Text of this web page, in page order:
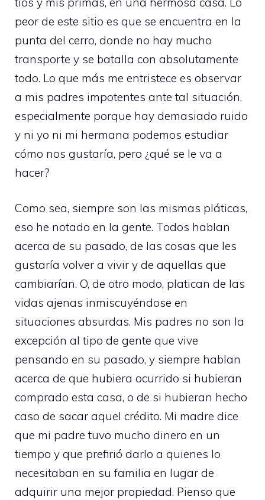
peor de este sitio es que se encuentra en la
punta del cerro, donde no hay mucho
transporte y se batalla con absolutamente
todo. Lo que más me entristece es observar
a mis padres impotentes ante tal situación,
especialmente porque hay demasiado ruido
y ni yo ni mi hermana podemos estudiar
cómo nos gustaría, pero ¿qué se le va a
hacer?
Como sea, siempre son las mismas pláticas,
eso he notado en la gente. Todos hablan
acerca de su pasado, de las cosas que les
gustaría volver a vivir y de aquellas que
cambiarían. O, de otro modo, platican de las
vidas ajenas inmiscuyéndose en
situaciones absurdas. Mis padres no son la
excepción al tipo de gente que vive
pensando en su pasado, y siempre hablan
acerca de que hubiera ocurrido si hubieran
comprado esta casa, o de si hubieran hecho
caso de sacar aquel crédito. Mi madre dice
que mi padre tuvo mucho dinero en un
tiempo y que prefirió darlo a quienes lo
necesitaban en su familia en lugar de
adquirir una mejor propiedad. Pienso que